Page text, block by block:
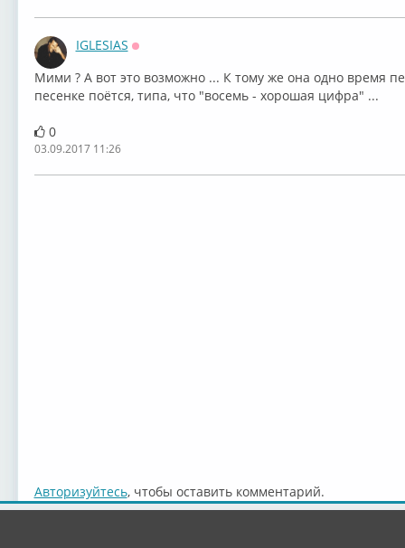
IGLESIAS
Мими ? А вот это возможно ... К тому же она одно время
песенке поётся, типа, что "восемь - хорошая цифра" ...
0
03.09.2017 11:26
Авторизуйтесь, чтобы оставить комментарий.